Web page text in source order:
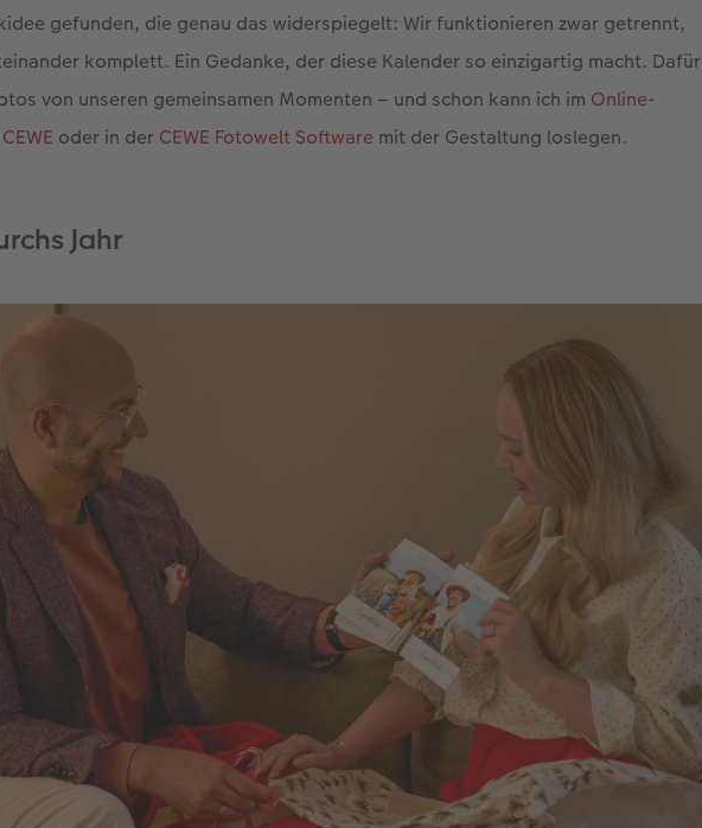
gefunden, die genau das widerspiegelt: Wir funktionieren zwar getrennt,
komplett. Ein Gedanke, der diese Kalender so einzigartig macht. Dafür
von unseren gemeinsamen Momenten – und schon kann ich im Online-
oder in der CEWE Fotowelt Software mit der Gestaltung loslegen.
Jahr